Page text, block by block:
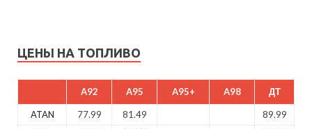
ЦЕНЫ НА ТОПЛИВО
A92 A95 A95+ A98 ДТ
ATAN 77.99 81.49
89.99